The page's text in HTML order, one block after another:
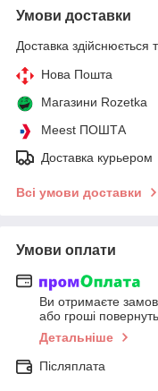
Умови доставки
Доставка здійснюється
Нова Пошта
Магазини Rozetka
Meest ПОШТА
Доставка курьером
Всі умови доставки
Умови оплати
Ви отримаєте
або гроші
Детальніше
Післяплата